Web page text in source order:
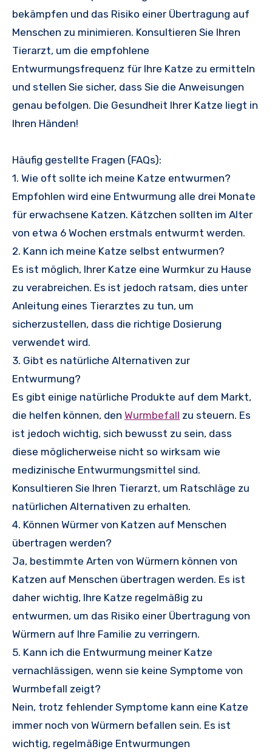
bekämpfen und das Risiko einer Übertragung auf
Menschen zu minimieren. Konsultieren Sie Ihren
Tierarzt, um die empfohlene
Entwurmungsfrequenz für Ihre Katze zu ermitteln
und stellen Sie sicher, dass Sie die Anweisungen
genau befolgen. Die Gesundheit Ihrer Katze liegt in
Ihren Händen!
Häufig gestellte Fragen (FAQs):
1. Wie oft sollte ich meine Katze entwurmen?
Empfohlen wird eine Entwurmung alle drei Monate
für erwachsene Katzen. Kätzchen sollten im Alter
von etwa 6 Wochen erstmals entwurmt werden.
2. Kann ich meine Katze selbst entwurmen?
Es ist möglich, Ihrer Katze eine Wurmkur zu Hause
zu verabreichen. Es ist jedoch ratsam, dies unter
Anleitung eines Tierarztes zu tun, um
sicherzustellen, dass die richtige Dosierung
verwendet wird.
3. Gibt es natürliche Alternativen zur
Entwurmung?
Es gibt einige natürliche Produkte auf dem Markt,
die helfen können, den Wurmbefall zu steuern. Es
ist jedoch wichtig, sich bewusst zu sein, dass
diese möglicherweise nicht so wirksam wie
medizinische Entwurmungsmittel sind.
Konsultieren Sie Ihren Tierarzt, um Ratschläge zu
natürlichen Alternativen zu erhalten.
4. Können Würmer von Katzen auf Menschen
übertragen werden?
Ja, bestimmte Arten von Würmern können von
Katzen auf Menschen übertragen werden. Es ist
daher wichtig, Ihre Katze regelmäßig zu
entwurmen, um das Risiko einer Übertragung von
Würmern auf Ihre Familie zu verringern.
5. Kann ich die Entwurmung meiner Katze
vernachlässigen, wenn sie keine Symptome von
Wurmbefall zeigt?
Nein, trotz fehlender Symptome kann eine Katze
immer noch von Würmern befallen sein. Es ist
wichtig, regelmäßige Entwurmungen